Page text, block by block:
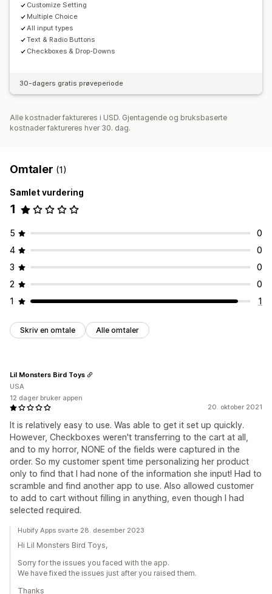
Customize Setting
Multiple Choice
All input types
Text & Radio Buttons
Checkboxes & Drop-Downs
30-dagers gratis prøveperiode
Alle kostnader faktureres i USD. Gjentagende og bruksbaserte
kostnader faktureres hver 30. dag.
Omtaler (1)
Samlet vurdering
1
5
0
4
0
3
0
2
0
1
1
Skriv en omtale Alle omtaler
20. oktober 2021
It is relatively easy to use. Was able to get it set up quickly.
However, Checkboxes weren't transferring to the cart at all,
and to my horror, NONE of the fields were captured in the
order. So my customer spent time personalizing her product
only to find that I had none of the information she input! Had to
scramble and find another app to use. Also allowed customer
to add to cart without filling in anything, even though I had
selected required.
Lil Monsters Bird Toys
USA
12 dager bruker appen
Hubify Apps svarte 28. desember 2023
Hi Lil Monsters Bird Toys,
Sorry for the issues you faced with the app.
We have fixed the issues just after you raised them.
Thanks